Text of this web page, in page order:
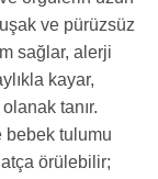
ve pürüzsüz
sağlar, alerji
kayar,
tanır.
bebek tulumu
örülebilir;